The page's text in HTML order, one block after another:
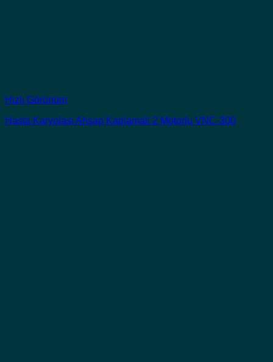
Hızlı Görünüm
Hasta Karyolası Ahşap Kaplamalı 2 Motorlu VNC-300